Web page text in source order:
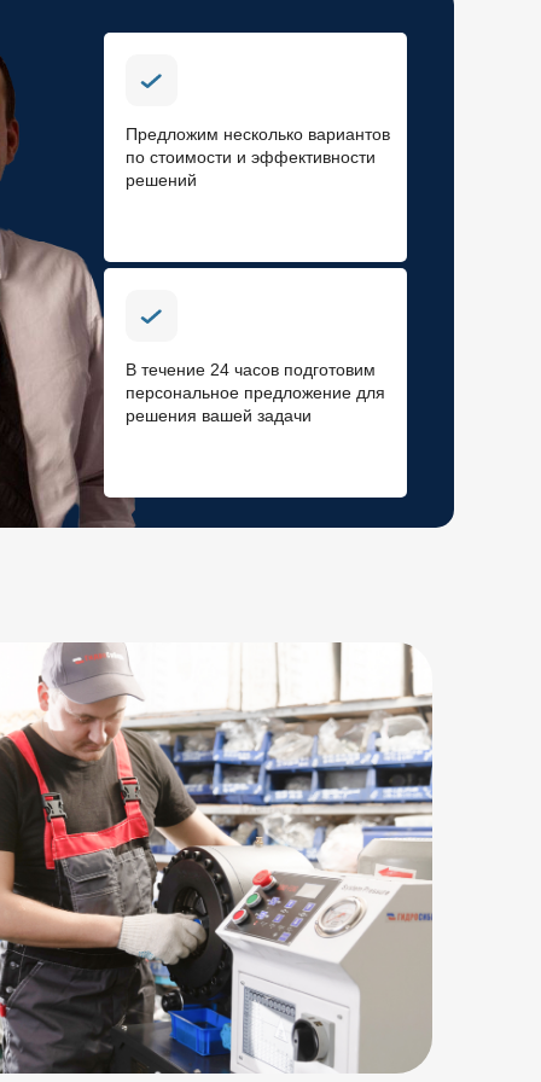
Предложим несколько вариантов
по стоимости и эффективности
решений
В течение 24 часов подготовим
персональное предложение для
решения вашей задачи